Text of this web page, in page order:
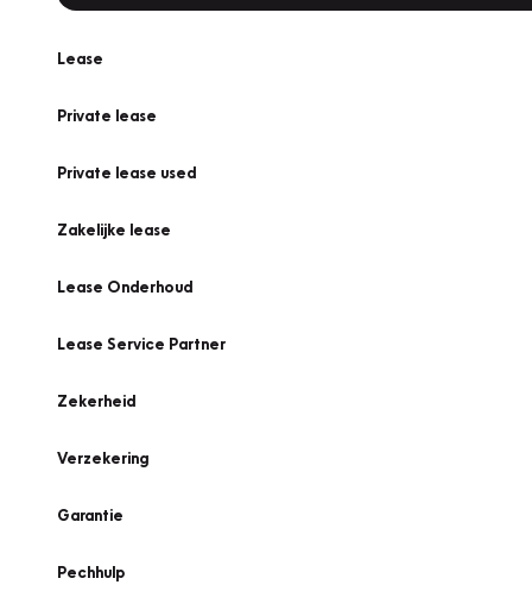
Lease
Private lease
Private lease used
Zakelijke lease
Lease Onderhoud
Lease Service Partner
Zekerheid
Verzekering
Garantie
Pechhulp